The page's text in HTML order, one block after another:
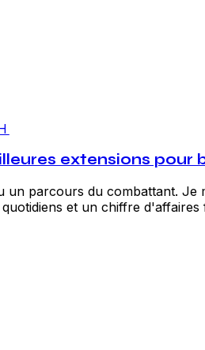
extensions pour
parcours du combattant.
et un chiffre d'affaires